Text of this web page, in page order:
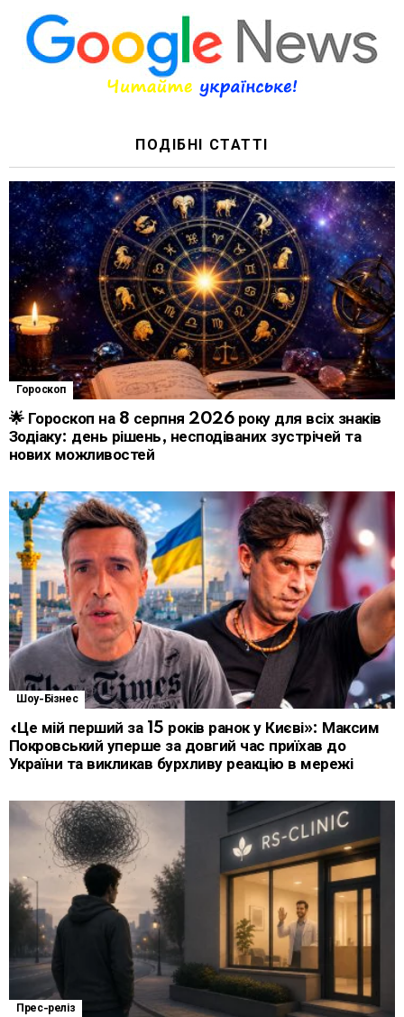
ПОДІБНІ СТАТТІ
Гороскоп
🌟 Гороскоп на 8 серпня 2026 року для всіх знаків
Зодіаку: день рішень, несподіваних зустрічей та
нових можливостей
Шоу-Бізнес
«Це мій перший за 15 років ранок у Києві»: Максим
Покровський уперше за довгий час приїхав до
України та викликав бурхливу реакцію в мережі
Прес-реліз